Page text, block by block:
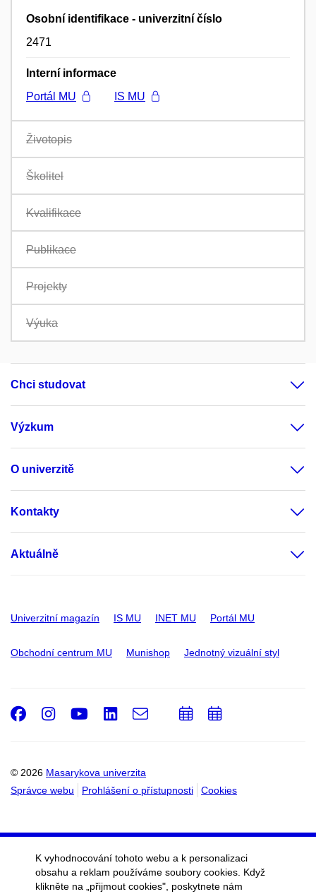
Osobní identifikace - univerzitní číslo
2471
Interní informace
Portál MU
IS MU
Životopis
Školitel
Kvalifikace
Publikace
Projekty
Výuka
Chci studovat
Výzkum
O univerzitě
Kontakty
Aktuálně
Univerzitní magazín IS MU INET MU Portál MU
Obchodní centrum MU Munishop Jednotný vizuální styl
© 2026 Masarykova univerzita
Správce webu
Prohlášení o přístupnosti Cookies
Facebook
Instagram
Youtube
LinkedIn
e-
Email
PřidatPřidat
K vyhodnocování tohoto webu a k personalizaci
obsahu a reklam používáme soubory cookies. Když
klikněte na „přijmout cookies", poskytnete nám